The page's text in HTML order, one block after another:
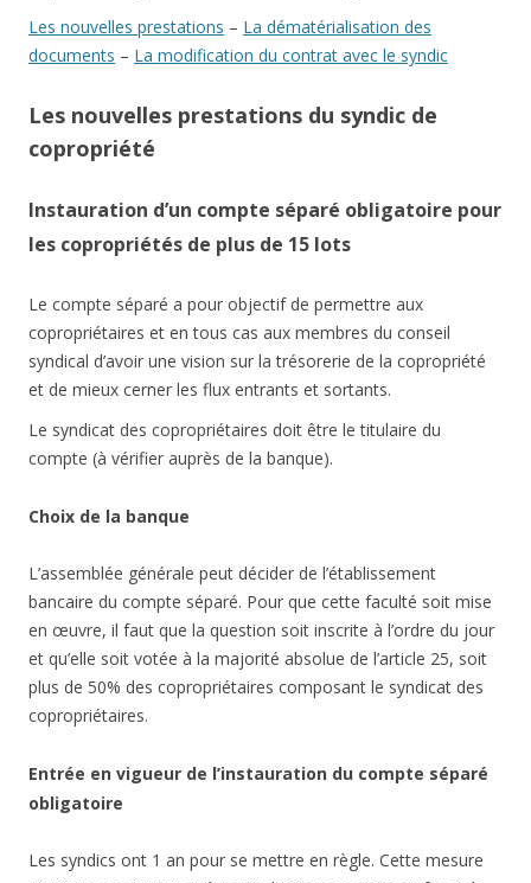
Les nouvelles prestations – La dématérialisation des
documents – La modification du contrat avec le syndic
Les nouvelles prestations du syndic de
copropriété
Instauration d’un compte séparé obligatoire pour
les copropriétés de plus de 15 lots
Le compte séparé a pour objectif de permettre aux
copropriétaires et en tous cas aux membres du conseil
syndical d’avoir une vision sur la trésorerie de la copropriété
et de mieux cerner les flux entrants et sortants.
Le syndicat des copropriétaires doit être le titulaire du
compte (à vérifier auprès de la banque).
Choix de la banque
L’assemblée générale peut décider de l’établissement
bancaire du compte séparé. Pour que cette faculté soit mise
en œuvre, il faut que la question soit inscrite à l’ordre du jour
et qu’elle soit votée à la majorité absolue de l’article 25, soit
plus de 50% des copropriétaires composant le syndicat des
copropriétaires.
Entrée en vigueur de l’instauration du compte séparé
obligatoire
Les syndics ont 1 an pour se mettre en règle. Cette mesure